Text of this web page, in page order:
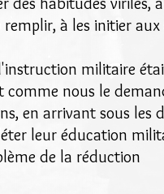
à les initier
militaire
comme nous le
en arrivant sous les
leur éducation
de la réduction